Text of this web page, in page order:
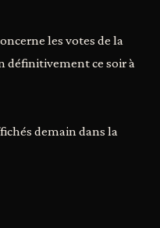
les votes de la
définitivement ce soir à
demain dans la